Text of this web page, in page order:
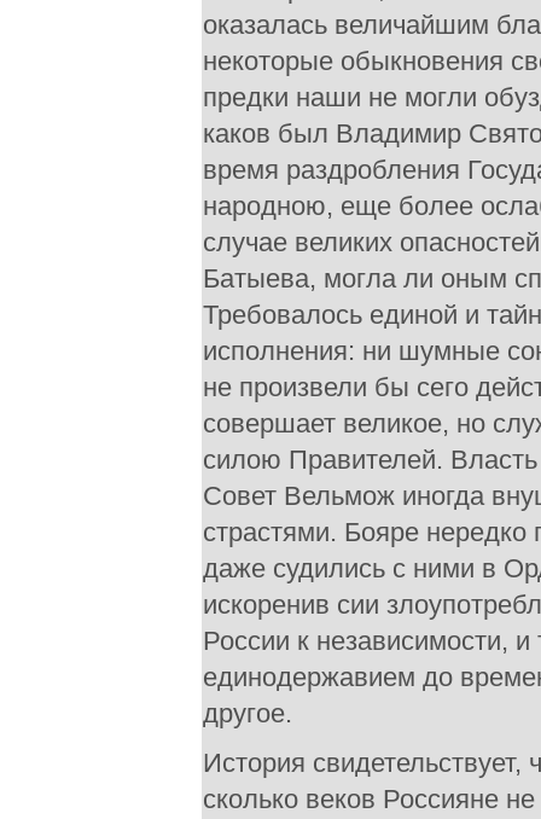
оказалась величайшим
некоторые обыкновения
предки наши не могли
каков был Владимир
время раздробления
народною, еще более
случае великих
Батыева, могла ли оным
Требовалось единой и
исполнения: ни шумные
не произвели бы сего
совершает великое, но
силою Правителей.
Совет Вельмож иногда
страстями. Бояре
даже судились с ними в
искоренив сии
России к независимости,
единодержавием до
другое.
История
сколько веков Россияне